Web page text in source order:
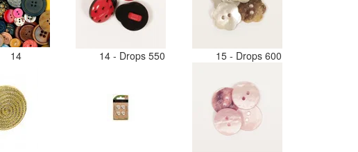
14 14 - Drops 550 15 - Drops 600